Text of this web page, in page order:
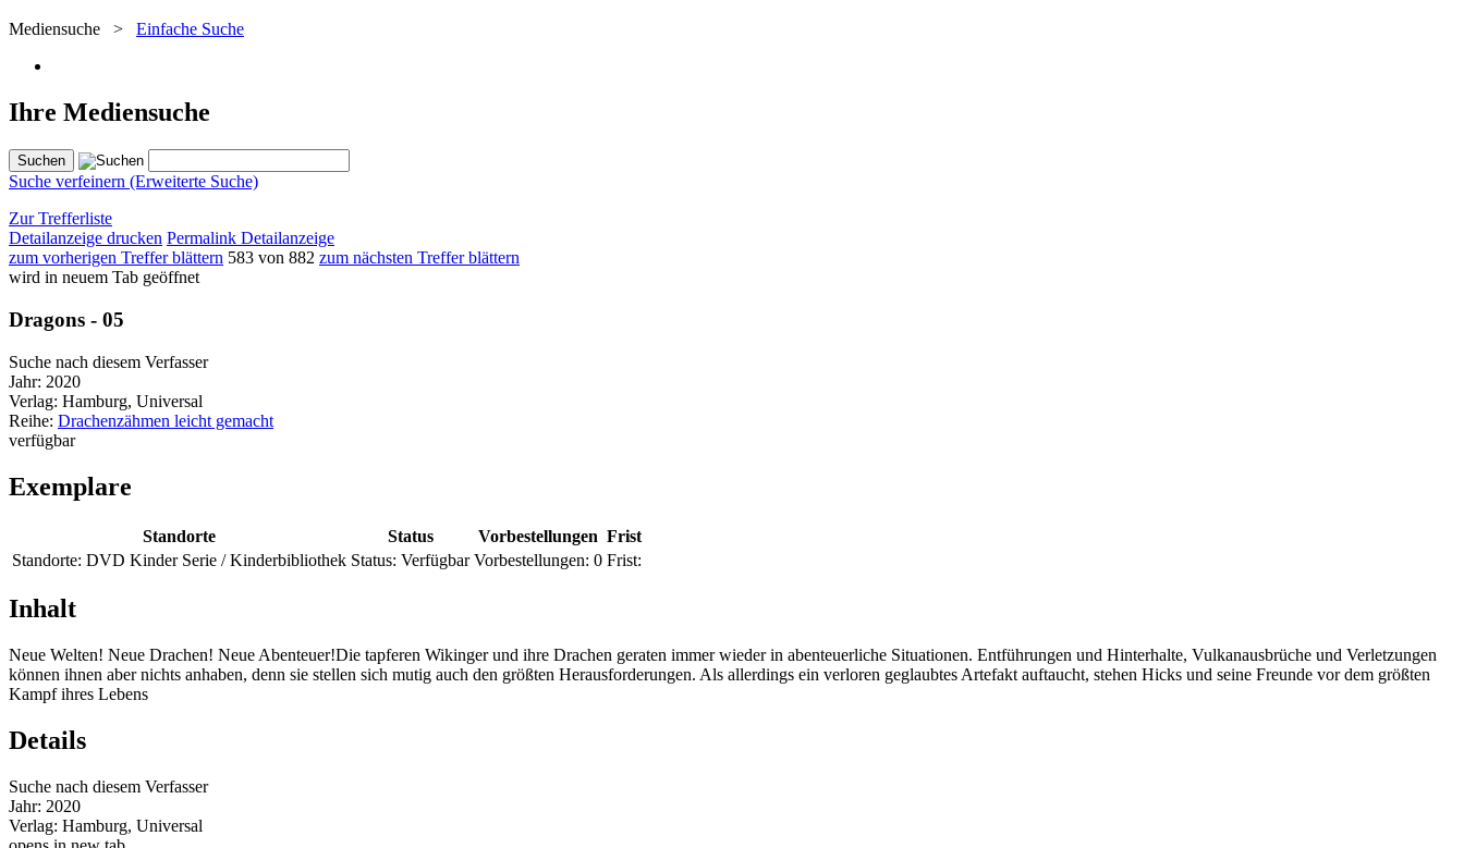
Mediensuche > Einfache Suche
Ihre Mediensuche
Suche verfeinern (Erweiterte Suche)
Zur Trefferliste
Detailanzeige drucken Permalink Detailanzeige
zum vorherigen Treffer blättern 583 von 882 zum nächsten Treffer blättern
wird in neuem Tab geöffnet
Dragons - 05
Suche nach diesem Verfasser
Jahr: 2020
Verlag: Hamburg, Universal
Reihe: Drachenzähmen leicht gemacht
verfügbar
Exemplare
Standorte Status Vorbestellungen Frist
Standorte: DVD Kinder Serie / Kinderbibliothek Status: Verfügbar Vorbestellungen: 0 Frist:
Inhalt
Neue Welten! Neue Drachen! Neue Abenteuer!Die tapferen Wikinger und ihre Drachen geraten immer wieder in abenteuerliche Situationen. Entführungen und Hinterhalte, Vulkanausbrüche und Verletzungen
können ihnen aber nichts anhaben, denn sie stellen sich mutig auch den größten Herausforderungen. Als allerdings ein verloren geglaubtes Artefakt auftaucht, stehen Hicks und seine Freunde vor dem größten
Kampf ihres Lebens
Details
Suche nach diesem Verfasser
Jahr: 2020
Verlag: Hamburg, Universal